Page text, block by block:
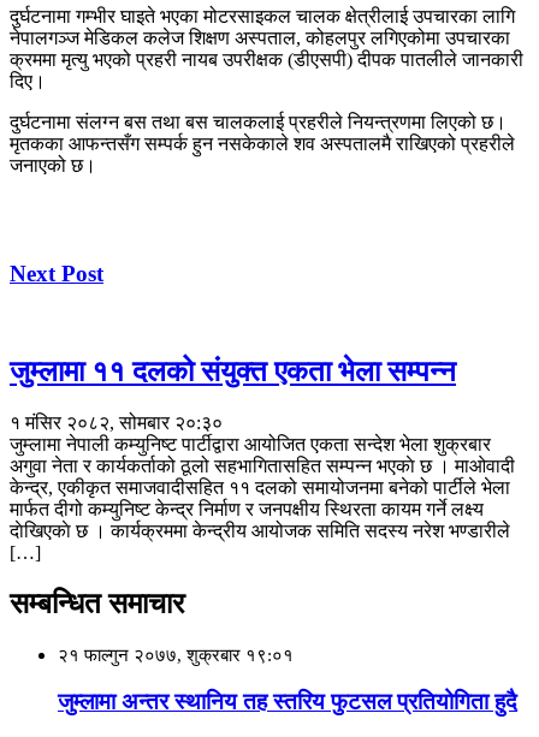
दुर्घटनामा गम्भीर घाइते भएका मोटरसाइकल चालक क्षेत्रीलाई उपचारका लागि
नेपालगञ्ज मेडिकल कलेज शिक्षण अस्पताल, कोहलपुर लगिएकोमा उपचारका
क्रममा मृत्यु भएको प्रहरी नायब उपरीक्षक (डीएसपी) दीपक पातलीले जानकारी
दिए।
दुर्घटनामा संलग्न बस तथा बस चालकलाई प्रहरीले नियन्त्रणमा लिएको छ।
मृतकका आफन्तसँग सम्पर्क हुन नसकेकाले शव अस्पतालमै राखिएको प्रहरीले
जनाएको छ।
Next Post
जुम्लामा ११ दलको संयुक्त एकता भेला सम्पन्न
१ मंसिर २०८२, सोमबार २०:३०
जुम्लामा नेपाली कम्युनिष्ट पार्टीद्वारा आयोजित एकता सन्देश भेला शुक्रबार
अगुवा नेता र कार्यकर्ताको ठूलो सहभागितासहित सम्पन्न भएकाे छ । माओवादी
केन्द्र, एकीकृत समाजवादीसहित ११ दलको समायोजनमा बनेको पार्टीले भेला
मार्फत दीगो कम्युनिष्ट केन्द्र निर्माण र जनपक्षीय स्थिरता कायम गर्ने लक्ष्य
दाेखिएकाे छ । कार्यक्रममा केन्द्रीय आयोजक समिति सदस्य नरेश भण्डारीले
[…]
सम्बन्धित समाचार
२१ फाल्गुन २०७७, शुक्रबार १९:०१
जुम्लामा अन्तर स्थानिय तह स्तरिय फुटसल प्रतियोगिता हुदै